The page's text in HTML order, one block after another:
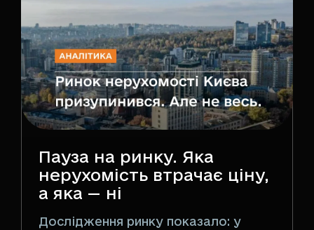
Пауза на ринку. Яка
нерухомість втрачає ціну,
а яка — ні
Дослідження ринку показало: у